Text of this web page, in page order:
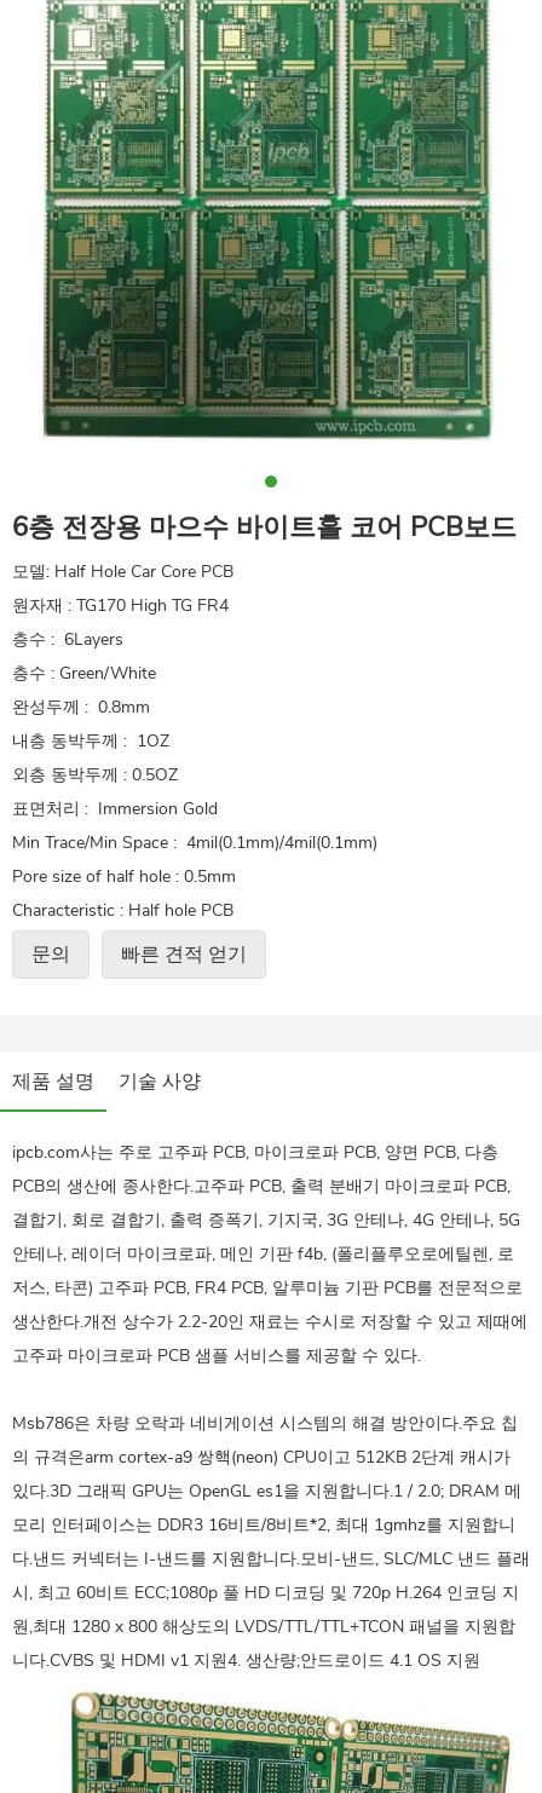
6층 전장용 마으수 바이트홀 코어 PCB보드
모델: Half Hole Car Core PCB
원자재 : TG170 High TG FR4
층수 : 6Layers
층수 : Green/White
완성두께 : 0.8mm
내층 동박두께 : 1OZ
외층 동박두께 : 0.5OZ
표면처리 : Immersion Gold
Min Trace/Min Space : 4mil(0.1mm)/4mil(0.1mm)
Pore size of half hole : 0.5mm
Characteristic : Half hole PCB
어플리케이션 : half hole car core PCB
문의 빠른 견적 얻기
제품 설명 기술 사양
ipcb.com사는 주로 고주파 PCB, 마이크로파 PCB, 양면 PCB, 다층
PCB의 생산에 종사한다.고주파 PCB, 출력 분배기 마이크로파 PCB,
결합기, 회로 결합기, 출력 증폭기, 기지국, 3G 안테나, 4G 안테나, 5G
안테나, 레이더 마이크로파, 메인 기판 f4b, (폴리플루오로에틸렌, 로
저스, 타콘) 고주파 PCB, FR4 PCB, 알루미늄 기판 PCB를 전문적으로
생산한다.개전 상수가 2.2-20인 재료는 수시로 저장할 수 있고 제때에
고주파 마이크로파 PCB 샘플 서비스를 제공할 수 있다.
Msb786은 차량 오락과 네비게이션 시스템의 해결 방안이다.주요 칩
의 규격은arm cortex-a9 쌍핵(neon) CPU이고 512KB 2단계 캐시가
있다.3D 그래픽 GPU는 OpenGL es1을 지원합니다.1 / 2.0; DRAM 메
모리 인터페이스는 DDR3 16비트/8비트*2, 최대 1gmhz를 지원합니
다.낸드 커넥터는 I-낸드를 지원합니다.모비-낸드, SLC/MLC 낸드 플래
시, 최고 60비트 ECC;1080p 풀 HD 디코딩 및 720p H.264 인코딩 지
원,최대 1280 x 800 해상도의 LVDS/TTL/TTL+TCON 패널을 지원합
니다.CVBS 및 HDMI v1 지원4. 생산량;안드로이드 4.1 OS 지원